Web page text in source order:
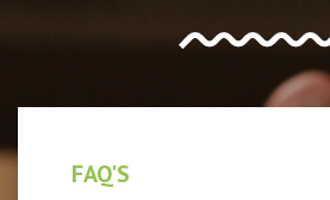
FAQ'S